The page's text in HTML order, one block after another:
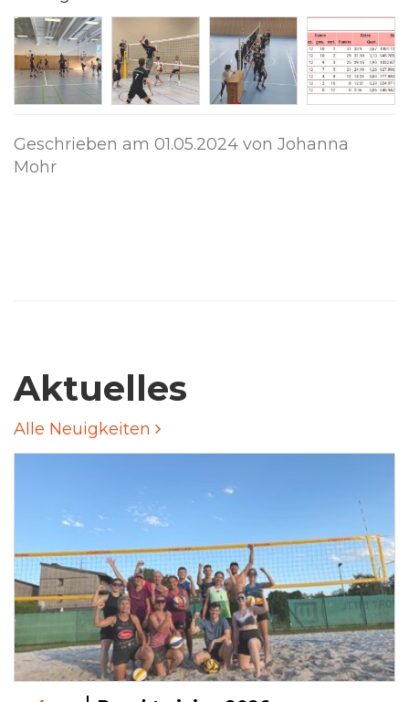
Geschrieben am 01.05.2024 von Johanna
Mohr
Aktuelles
Alle Neuigkeiten